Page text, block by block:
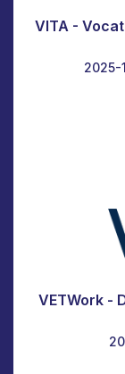
VITA -
2025-
VETWork -